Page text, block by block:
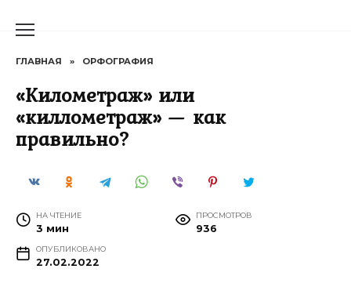
ГЛАВНАЯ » ОРФОГРАФИЯ
«Километраж» или
«киллометраж» — как
правильно?
НА ЧТЕНИЕ
3 мин
ПРОСМОТРОВ
936
ОПУБЛИКОВАНО
27.02.2022